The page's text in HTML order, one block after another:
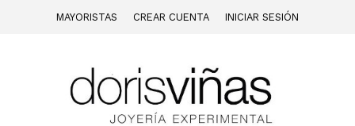
MAYORISTAS CREAR CUENTA INICIAR SESIÓN